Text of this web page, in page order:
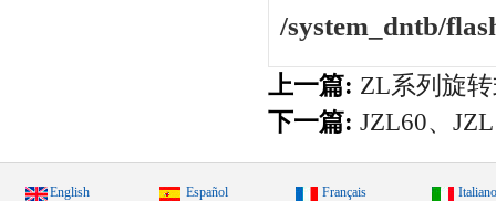
/system_dntb/
上一篇: ZL系列旋
下一篇: JZL60、
English Español Français
Italiano